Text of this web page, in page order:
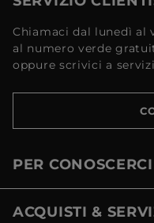
Chiamaci dal lunedì al
al numero verde
oppure scrivici a
PER
ACQUISTI &